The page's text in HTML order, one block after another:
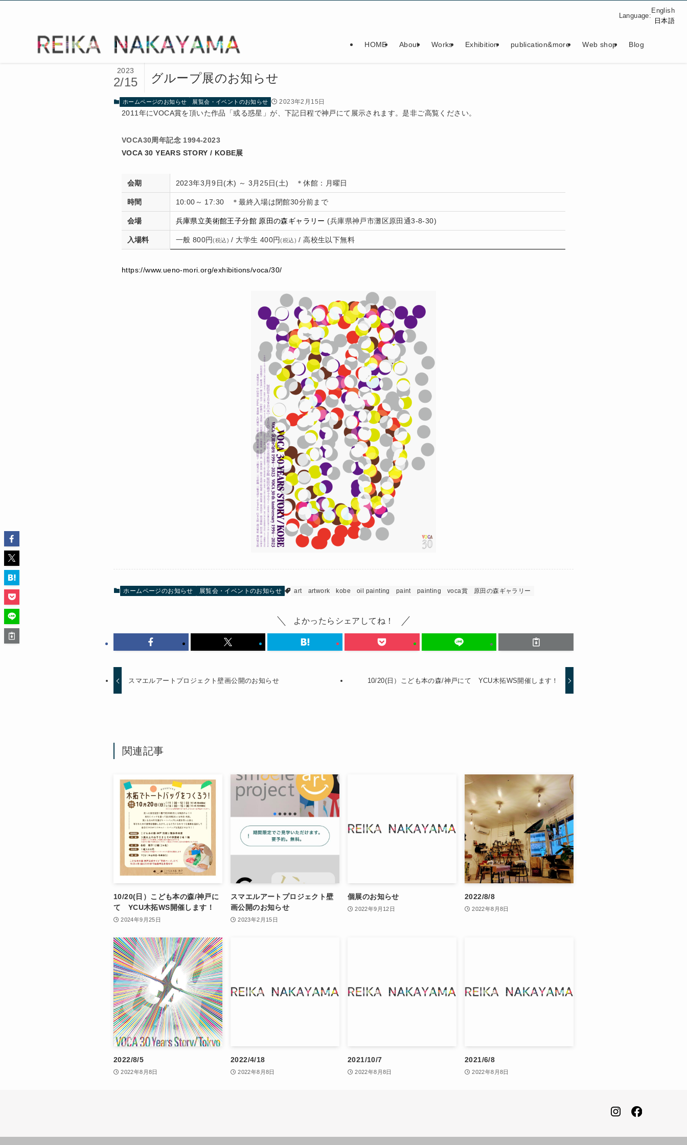
HOME About Works Exhibition publication&more Web shop Blog
Language:
English
日本語
グループ展のお知らせ
2023
2/15
ホームページのお知らせ 展覧会・イベントのお知らせ 2023年2月15日
2011年にVOCA賞を頂いた作品「或る惑星」が、下記日程で神戸にて展示されます。是非ご高覧ください。
VOCA30周年記念 1994-2023
VOCA 30 YEARS STORY / KOBE展
会期 2023年3月9日(木) ～ 3月25日(土) ＊休館：月曜日
時間 10:00～ 17:30 ＊最終入場は閉館30分前まで
会場 兵庫県立美術館王子分館 原田の森ギャラリー (兵庫県神戸市灘区原田通3-8-30)
入場料 一般 800円(税込) / 大学生 400円(税込) / 高校生以下無料
https://www.ueno-mori.org/exhibitions/voca/30/
ホームページのお知らせ 展覧会・イベントのお知らせ art artwork kobe oil painting paint painting voca賞 原田の森ギャラリー
よかったらシェアしてね！
スマエルアートプロジェクト壁画公開のお知らせ 10/20(日）こども本の森/神戸にて YCU木拓WS開催します！
関連記事
10/20(日）こども本の森/神戸に
て YCU木拓WS開催します！
2024年9月25日
スマエルアートプロジェクト壁
画公開のお知らせ
2023年2月15日
個展のお知らせ
2022年9月12日
2022/8/8
2022年8月8日
2022/8/5
2022年8月8日
2022/4/18
2022年8月8日
2021/10/7
2022年8月8日
2021/6/8
2022年8月8日